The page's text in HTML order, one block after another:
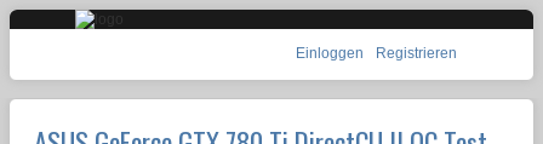
Einloggen Registrieren